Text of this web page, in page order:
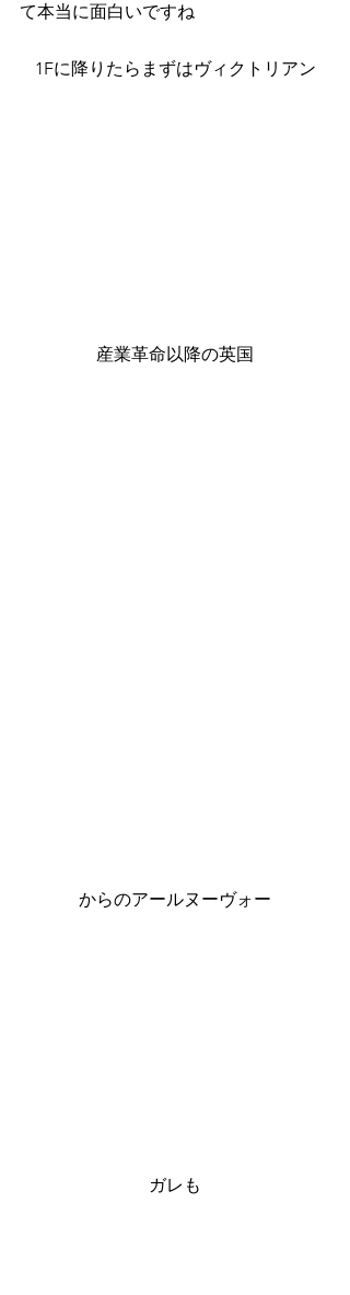
て本当に面白いですね
1Fに降りたらまずはヴィクトリアン
産業革命以降の英国
からのアールヌーヴォー
ガレも